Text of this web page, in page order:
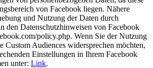
von Facebook liegen. Nähere
und Nutzung der Daten durch
den Datenschutzhinweisen von Facebook
policy.php. Wenn Sie der Nutzung
Custom Audiences widersprechen möchten,
Einstellungen in Ihrem Facebook
unter: Link.